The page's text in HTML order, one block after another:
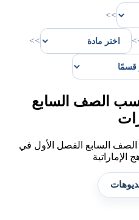
>>
>>
الصف السابع
السابع الفصل الأول في
الإماراتية